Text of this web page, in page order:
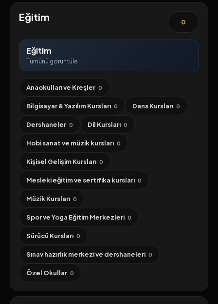
Eğitim 0
Eğitim
Tümünü görüntüle
Anaokulları ve Kreşler 0
Bilgisayar & Yazılım Kursları 0 Dans Kursları 0
Dershaneler 0 Dil Kursları 0
Hobi sanat ve müzik kursları 0
Kişisel Gelişim Kursları 0
Mesleki eğitim ve sertifika kursları 0
Müzik Kursları 0
Spor ve Yoga Eğitim Merkezleri 0
Sürücü Kursları 0
Sınav hazırlık merkezi ve dershaneleri 0
Özel Okullar 0